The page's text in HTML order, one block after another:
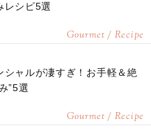
レシピ5選
Gourmet / Recipe
シャルが凄すぎ！お手軽＆絶
”5選
Gourmet / Recipe